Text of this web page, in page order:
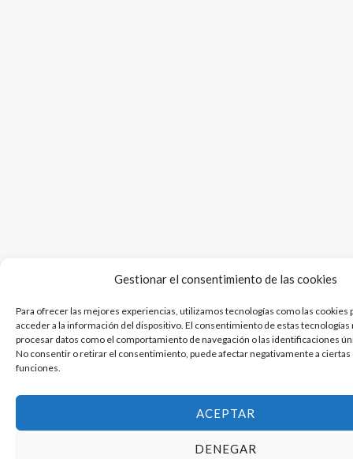
Gestionar el consentimiento de las cookies
Para ofrecer las mejores experiencias, utilizamos tecnologías como las cookies
acceder a la información del dispositivo. El consentimiento de estas
procesar datos como el comportamiento de navegación o las identificaciones
No consentir o retirar el consentimiento, puede afectar negativamente a
funciones.
ACEPTAR
DENEGAR